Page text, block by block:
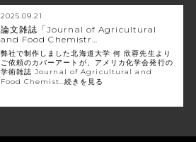
2025.09.21
論文雑誌「Journal of Agricultural
and Food Chemistr…
弊社で制作しました北海道大学 何 欣蓉先生より
ご依頼のカバーアートが、アメリカ化学会発行の
学術雑誌 Journal of Agricultural and
Food Chemist…続きを見る